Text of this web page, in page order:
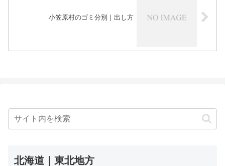
小笠原村のゴミ分別｜出し方
北海道｜東北地方